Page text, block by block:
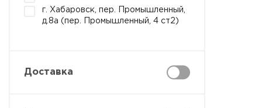
г. Хабаровск, пер. Промышленный,
д.8а (пер. Промышленный, 4 ст2)
Доставка